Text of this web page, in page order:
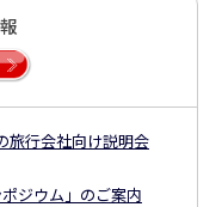
旅行会社向け説明会
ジウム」のご案内